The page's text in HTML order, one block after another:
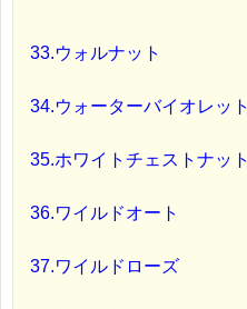
33.ウォルナット
34.ウォーターバイオレット
35.ホワイトチェストナット
36.ワイルドオート
37.ワイルドローズ